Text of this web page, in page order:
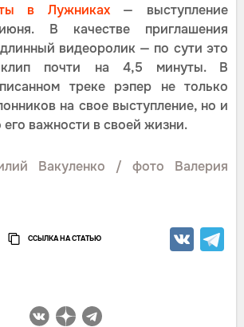
в Лужниках — выступление
В качестве приглашения
видеоролик — по сути это
клип почти на 4,5 минуты. В
треке рэпер не только
на свое выступление, но и
его важности в своей жизни.
Вакуленко / фото Валерия
ССЫЛКА НА СТАТЬЮ